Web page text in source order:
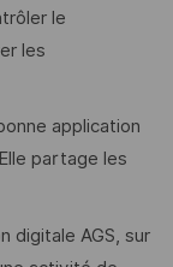
le
les
application
partage les
digitale AGS, sur